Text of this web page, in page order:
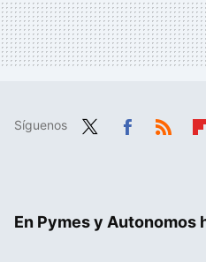
Síguenos
En Pymes y Autonomos